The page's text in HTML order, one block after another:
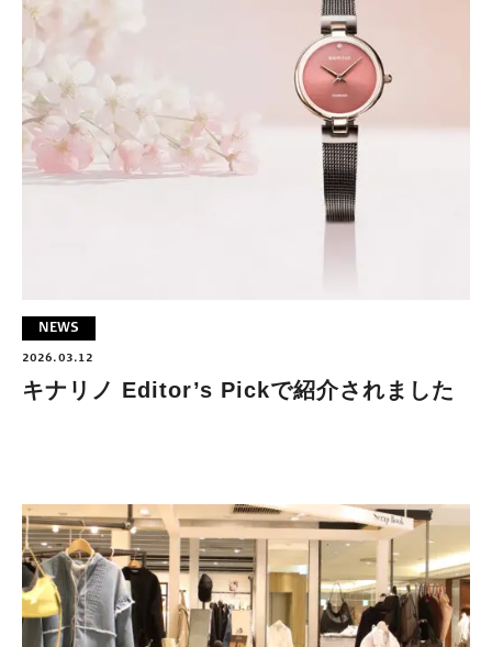
NEWS
2026.03.12
キナリノ Editor’s Pickで紹介されました